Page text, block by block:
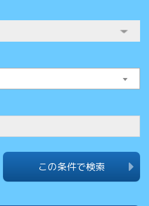
この条件で検索